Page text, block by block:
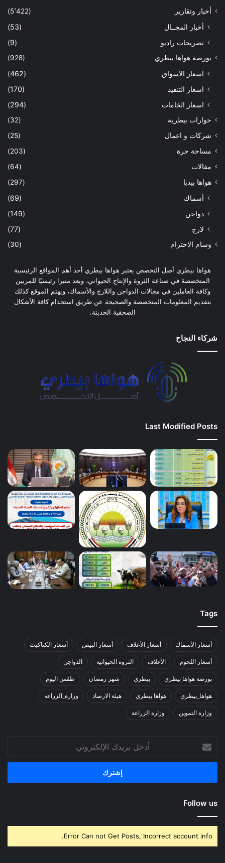
أخبار وتقارير
(5٬422)
أخبار المجــال
(53)
تصريحات راديو
(9)
بورصة هواها بيطري (928)
اسعار الاسواق
(462)
اسعار التنفيذ
(170)
اسعار الخامات
(294)
حوارات بيطرية
(32)
شركات و اعمال
(25)
مساحة حرة
(203)
مقالات
(64)
هواها بيديا
(297)
أسماك
(69)
دواجن
(149)
لارج
(77)
وسام الاحترام (30)
هواها بيطري أصل التخصص يعتبر هواها بيطري أحد أهم المواقع الرئيسية
المتخصصة في صناعة الثروة والإنتاج الحيواني، ويعد منبرا رئيسيًا للمربين
وكافة العاملين في مجالات الدواجن واللارج والأسماك، ويهتم الموقع كذلك
بتقديم المعلومات المتخصصة والصحيحة عن طريق استخدام كافة الأشكال
الصحفية الحديثة.
شركاء النجاح
Last Modified Posts
Tags
أسعار الأسماك أسعار الأعلاف أسعار البيض أسعار الكتاكيت
أسعار اللحوم الأعلاف الثروة الحيوانية الدواجن
بورصة هواها بيطري بيطري شهر رمضان طقس اليوم
هواها_بيطري هواها بيطري هيئة الارصاد وزارة_الزراعه
وزارة التموين وزارة الزراعة
أدخل
بريدك
الإلكتروني
Follow us
Error Can not Get Posts, Incorrect account info.